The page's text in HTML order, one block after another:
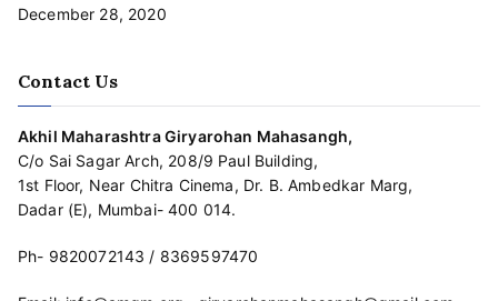
December 28, 2020
Contact Us
Akhil Maharashtra Giryarohan Mahasangh,
C/o Sai Sagar Arch, 208/9 Paul Building,
1st Floor, Near Chitra Cinema, Dr. B. Ambedkar Marg,
Dadar (E), Mumbai- 400 014.
Ph- 9820072143 / 8369597470